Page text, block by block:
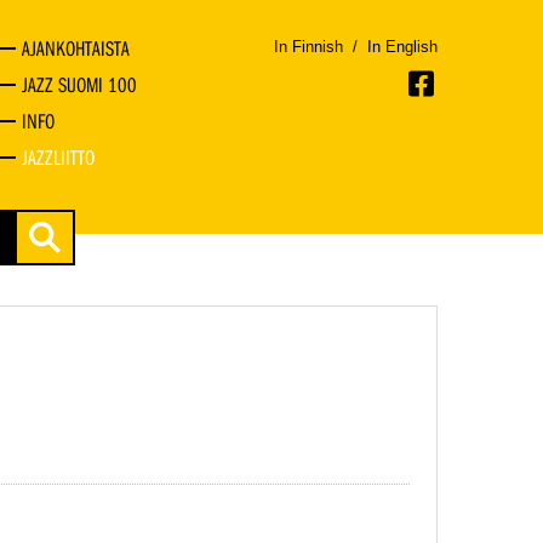
AJANKOHTAISTA
JAZZ SUOMI 100
INFO
JAZZLIITTO
In Finnish / In English